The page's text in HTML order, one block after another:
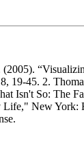
19-45. 2.
Isn't So: The
Life," New York: